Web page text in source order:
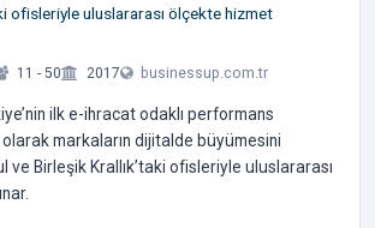
ofisleriyle uluslararası ölçekte hizmet
11 - 50 2017 businessup.com.tr
ilk e-ihracat odaklı performans
markaların dijitalde büyümesini
ve Birleşik Krallık’taki ofisleriyle uluslararası